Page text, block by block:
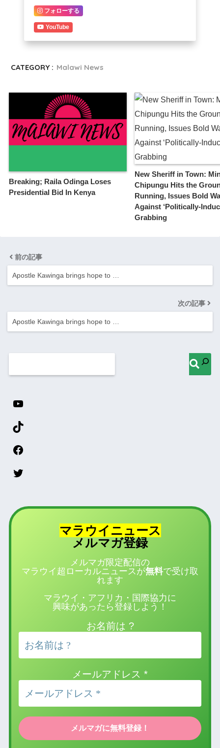
フォローする
YouTube
CATEGORY : Malawi News
Breaking; Raila Odinga Loses
Presidential Bid In Kenya
New Sheriff in Town:
Chipungu Hits the
Running, Issues Bold
Against ‘Politically-
Grabbing
前の記事
Apostle Kawinga brings hope to …
次の記事
Apostle Kawinga brings hope to …
マラウイニュース
メルマガ登録
メルマガ限定配信の
マラウイ超ローカルニュースが無料で受け取
れます
マラウイ・アフリカ・国際協力に
興味があったら登録しよう！
お名前は ?
メールアドレス *